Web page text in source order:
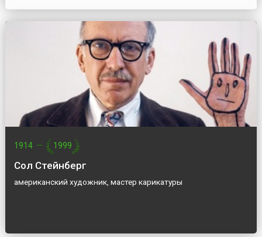
1914 — 1999
Сол Стейнберг
американский художник, мастер карикатуры